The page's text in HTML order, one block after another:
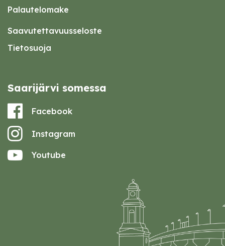
Palautelomake
Saavutettavuusseloste
Tietosuoja
Saarijärvi somessa
Facebook
Instagram
Youtube